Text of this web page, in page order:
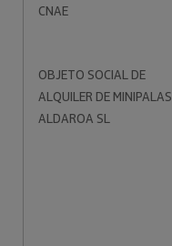
CNAE
OBJETO SOCIAL DE
ALQUILER DE MINIPALAS
ALDAROA SL